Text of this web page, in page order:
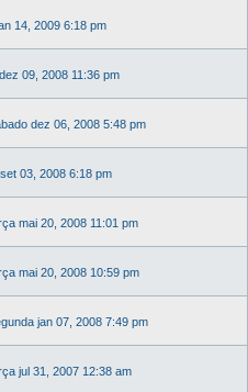
14, 2009 6:18 pm
09, 2008 11:36 pm
dez 06, 2008 5:48 pm
03, 2008 6:18 pm
mai 20, 2008 11:01 pm
mai 20, 2008 10:59 pm
jan 07, 2008 7:49 pm
jul 31, 2007 12:38 am